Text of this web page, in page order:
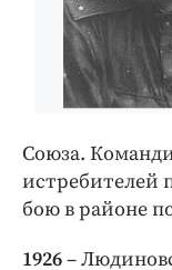
Союза.
истребителей
бою в районе
1926–